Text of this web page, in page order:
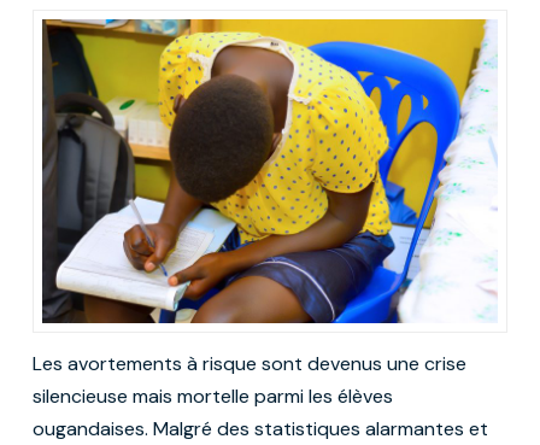
Les avortements à risque sont devenus une crise
silencieuse mais mortelle parmi les élèves
ougandaises. Malgré des statistiques alarmantes et